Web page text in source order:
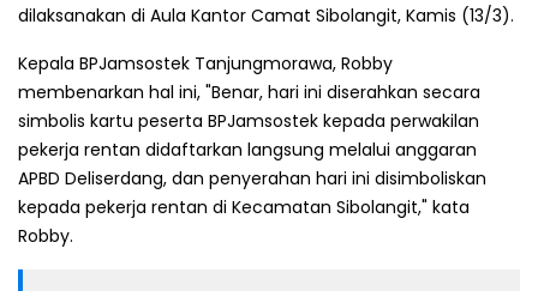
dilaksanakan di Aula Kantor Camat Sibolangit, Kamis (13/3).
Kepala BPJamsostek Tanjungmorawa, Robby
membenarkan hal ini, "Benar, hari ini diserahkan secara
simbolis kartu peserta BPJamsostek kepada perwakilan
pekerja rentan didaftarkan langsung melalui anggaran
APBD Deliserdang, dan penyerahan hari ini disimboliskan
kepada pekerja rentan di Kecamatan Sibolangit," kata
Robby.